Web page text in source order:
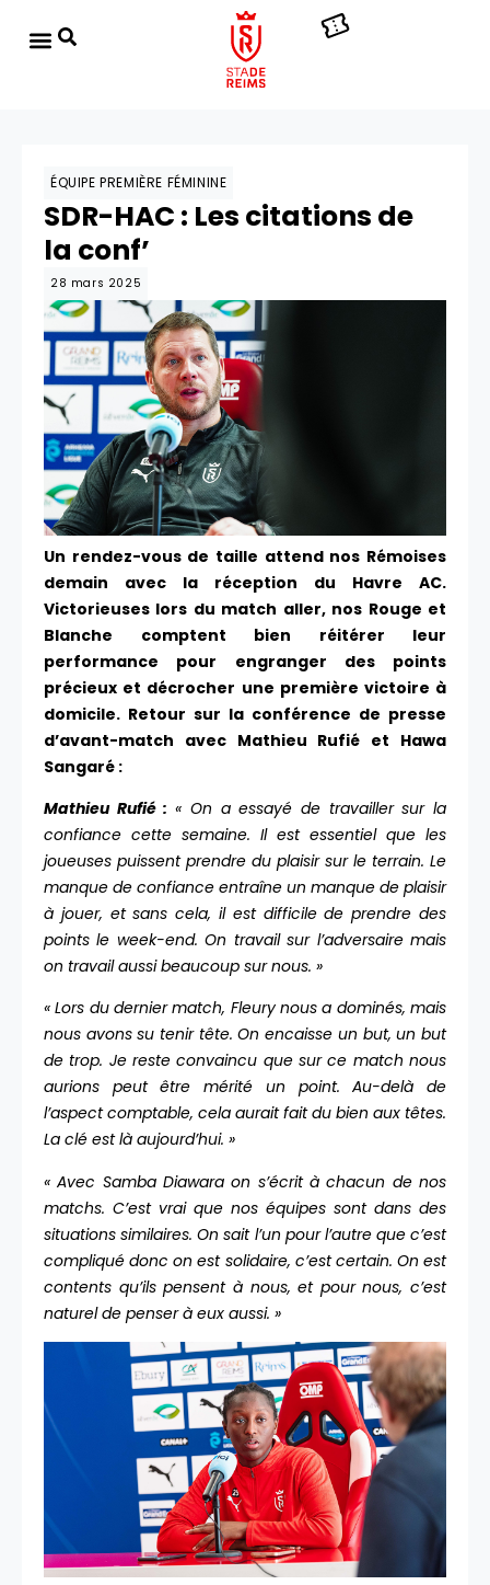
ÉQUIPE PREMIÈRE FÉMININE
SDR-HAC : Les citations de
la conf’
28 mars 2025
Un rendez-vous de taille attend nos Rémoises
demain avec la réception du Havre AC.
Victorieuses lors du match aller, nos Rouge et
Blanche comptent bien réitérer leur
performance pour engranger des points
précieux et décrocher une première victoire à
domicile. Retour sur la conférence de presse
d’avant-match avec Mathieu Rufié et Hawa
Sangaré :
Mathieu Rufié :« On a essayé de travailler sur la
confiance cette semaine. Il est essentiel que les
joueuses puissent prendre du plaisir sur le terrain. Le
manque de confiance entraîne un manque de plaisir
à jouer, et sans cela, il est difficile de prendre des
points le week-end. On travail sur l’adversaire mais
on travail aussi beaucoup sur nous. »
« Lors du dernier match, Fleury nous a dominés, mais
nous avons su tenir tête. On encaisse un but, un but
de trop. Je reste convaincu que sur ce match nous
aurions peut être mérité un point. Au-delà de
l’aspect comptable, cela aurait fait du bien aux têtes.
La clé est là aujourd’hui. »
« Avec Samba Diawara on s’écrit à chacun de nos
matchs. C’est vrai que nos équipes sont dans des
situations similaires. On sait l’un pour l’autre que c’est
compliqué donc on est solidaire, c’est certain. On est
contents qu’ils pensent à nous, et pour nous, c’est
naturel de penser à eux aussi. »